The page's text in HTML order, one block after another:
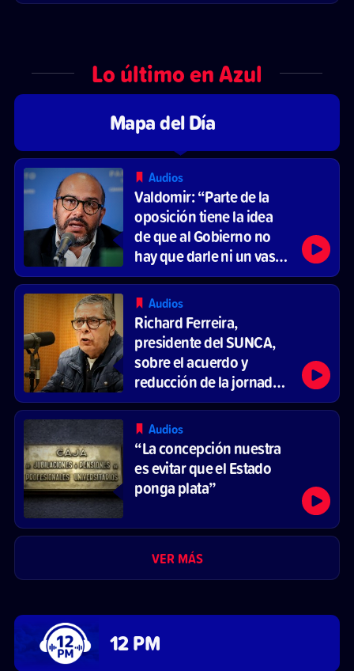
Lo último en Azul
Mapa del Día
Audios
Valdomir: “Parte de la
oposición tiene la idea
de que al Gobierno no
hay que darle ni un vaso
de agua”
Audios
Richard Ferreira,
presidente del SUNCA,
sobre el acuerdo y
reducción de la jornada
laboral
Audios
“La concepción nuestra
es evitar que el Estado
ponga plata”
VER MÁS
12 PM